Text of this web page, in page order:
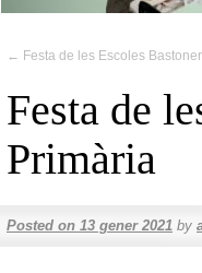
← Festa de les Escoles
Festa de
Primària
Posted on 13 gener 2021 by